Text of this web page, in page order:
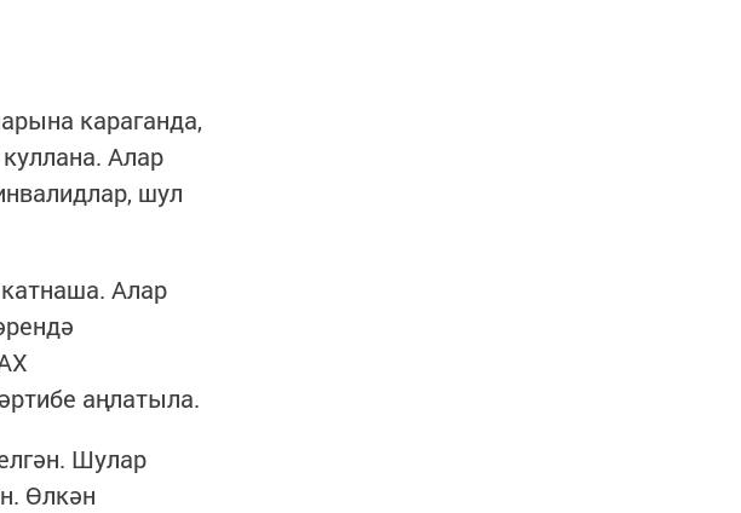
караганда,
Алар
шул
Алар
аңлатыла.
Шулар
Өлкән